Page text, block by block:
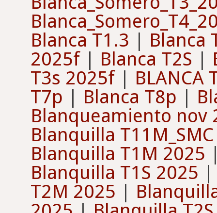
Blanca T1.3 | Blanca
2025f| Blanca T2S |
T3s 2025f| BLANCA
T7p | Blanca T8p |
Blanqueamiento nov
Blanquilla T11M_SMC
Blanquilla T1M 2025
Blanquilla T1S 2025
T2M 2025 |